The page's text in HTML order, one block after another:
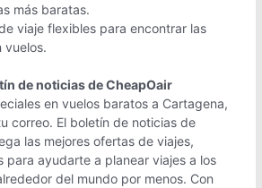
más baratas.
viaje flexibles para encontrar las
vuelos.
de noticias de CheapOair
en vuelos baratos a Cartagena,
correo. El boletín de noticias de
las mejores ofertas de viajes,
para ayudarte a planear viajes a los
del mundo por menos. Con